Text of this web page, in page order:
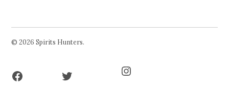
© 2026 Spirits Hunters.